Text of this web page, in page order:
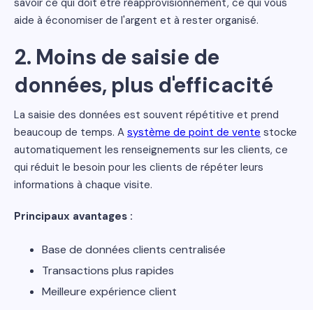
savoir ce qui doit être réapprovisionnement, ce qui vous
aide à économiser de l'argent et à rester organisé.
2. Moins de saisie de
données, plus d'efficacité
La saisie des données est souvent répétitive et prend
beaucoup de temps. A système de point de vente stocke
automatiquement les renseignements sur les clients, ce
qui réduit le besoin pour les clients de répéter leurs
informations à chaque visite.
Principaux avantages :
Base de données clients centralisée
Transactions plus rapides
Meilleure expérience client